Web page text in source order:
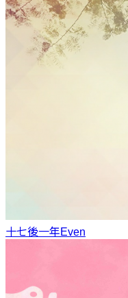
十七後一年Even